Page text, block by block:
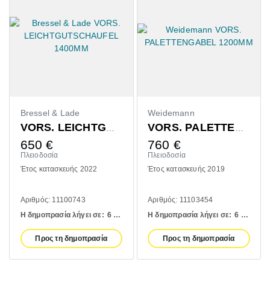
Bressel & Lade
VORS. LEICHTGUTSCHAUFEL 1400MM
650 €
Πλειοδοσία
Έτος κατασκευής 2022
Αριθμός: 11100743
Η δημοπρασία λήγει σε: 6 days
Προς τη δημοπρασία
Weidemann
VORS. PALETTENGABEL 1200MM
760 €
Πλειοδοσία
Έτος κατασκευής 2019
Αριθμός: 11103454
Η δημοπρασία λήγει σε: 6 days
Προς τη δημοπρασία